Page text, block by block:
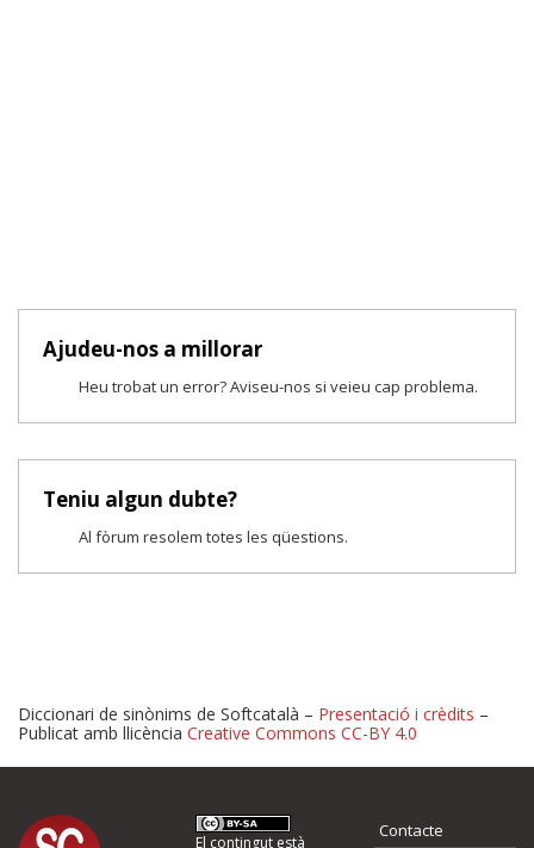
Ajudeu-nos a millorar
Heu trobat un error? Aviseu-nos si veieu cap problema.
Teniu algun dubte?
Al fòrum resolem totes les qüestions.
Proposeu-nos millores o
Diccionari de sinònims de Softcatalà – Presentació i crèdits –
Publicat amb llicència Creative Commons CC-BY 4.0
El contingut està
Contacte